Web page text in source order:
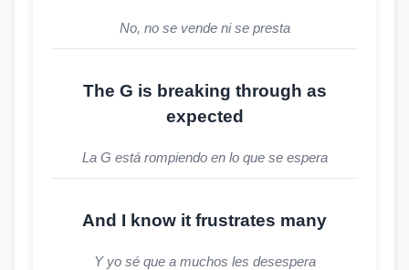
No, no se vende ni se presta
The G is breaking through as
expected
La G está rompiendo en lo que se espera
And I know it frustrates many
Y yo sé que a muchos les desespera